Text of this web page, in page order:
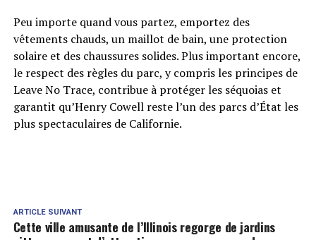
Peu importe quand vous partez, emportez des
vêtements chauds, un maillot de bain, une protection
solaire et des chaussures solides. Plus important encore,
le respect des règles du parc, y compris les principes de
Leave No Trace, contribue à protéger les séquoias et
garantit qu’Henry Cowell reste l’un des parcs d’État les
plus spectaculaires de Californie.
ARTICLE SUIVANT
Cette ville amusante de l’Illinois regorge de jardins